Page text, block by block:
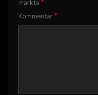
märkta *
Kommentar *